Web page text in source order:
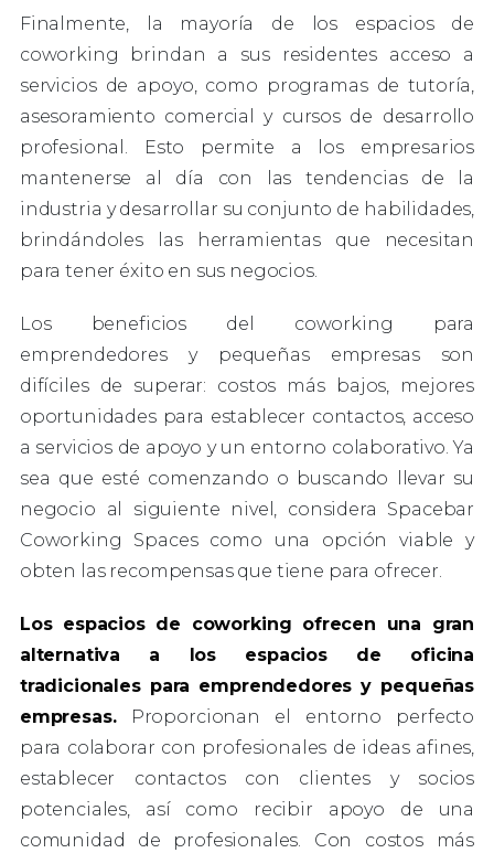
Finalmente, la mayoría de los espacios de
coworking brindan a sus residentes acceso a
servicios de apoyo, como programas de tutoría,
asesoramiento comercial y cursos de desarrollo
profesional. Esto permite a los empresarios
mantenerse al día con las tendencias de la
industria y desarrollar su conjunto de habilidades,
brindándoles las herramientas que necesitan
para tener éxito en sus negocios.
Los beneficios del coworking para
emprendedores y pequeñas empresas son
difíciles de superar: costos más bajos, mejores
oportunidades para establecer contactos, acceso
a servicios de apoyo y un entorno colaborativo. Ya
sea que esté comenzando o buscando llevar su
negocio al siguiente nivel, considera Spacebar
Coworking Spaces como una opción viable y
obten las recompensas que tiene para ofrecer.
Los espacios de coworking ofrecen una gran
alternativa a los espacios de oficina
tradicionales para emprendedores y pequeñas
empresas.Proporcionan el entorno perfecto
para colaborar con profesionales de ideas afines,
establecer contactos con clientes y socios
potenciales, así como recibir apoyo de una
comunidad de profesionales. Con costos más